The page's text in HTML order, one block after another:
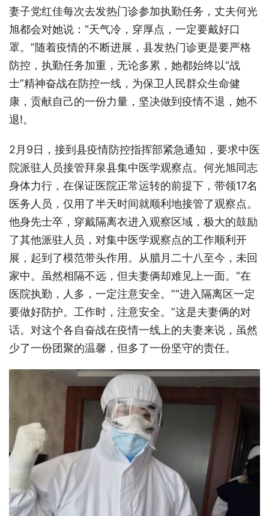
妻子党红佳每次去发热门诊参加执勤任务，丈夫何光
旭都会对她说：“天气冷，穿厚点，一定要戴好口
罩。”随着疫情的不断进展，县发热门诊更是要严格
防控，执勤任务加重，无论多累，她都始终以“战
士”精神奋战在防控一线，为保卫人民群众生命健
康，贡献自己的一份力量，坚决做到疫情不退，她不
退!。
2月9日，接到县疫情防控指挥部紧急通知，要求中医
院派驻人员接管拜泉县集中医学观察点。何光旭同志
身体力行，在保证医院正常运转的前提下，带领17名
医务人员，仅用了半天时间就顺利地接管了观察点。
他身先士卒，穿戴隔离衣进入观察区域，极大的鼓励
了其他派驻人员，对集中医学观察点的工作顺利开
展，起到了模范带头作用。从腊月二十八至今，未回
家中。虽然相隔不远，但夫妻俩却难见上一面。“在
医院执勤，人多，一定注意安全。”“进入隔离区一定
要做好防护。工作时，注意安全。”这是夫妻俩的对
话。对这个各自奋战在疫情一线上的夫妻来说，虽然
少了一份团聚的温馨，但多了一份坚守的责任。